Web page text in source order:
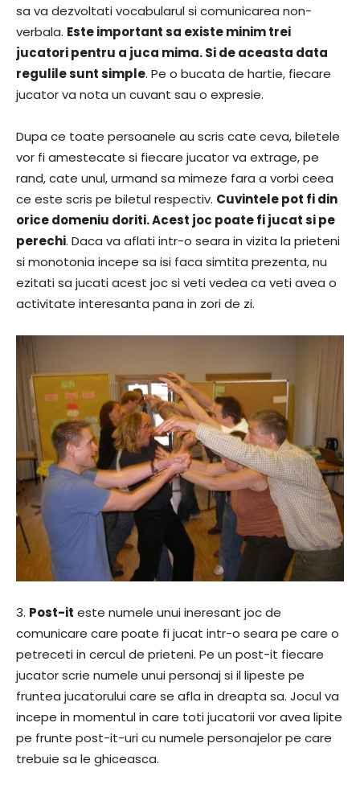
sa va dezvoltati vocabularul si comunicarea non-
verbala. Este important sa existe minim trei
jucatori pentru a juca mima. Si de aceasta data
regulile sunt simple. Pe o bucata de hartie, fiecare
jucator va nota un cuvant sau o expresie.
Dupa ce toate persoanele au scris cate ceva, biletele
vor fi amestecate si fiecare jucator va extrage, pe
rand, cate unul, urmand sa mimeze fara a vorbi ceea
ce este scris pe biletul respectiv. Cuvintele pot fi din
orice domeniu doriti. Acest joc poate fi jucat si pe
perechi. Daca va aflati intr-o seara in vizita la prieteni
si monotonia incepe sa isi faca simtita prezenta, nu
ezitati sa jucati acest joc si veti vedea ca veti avea o
activitate interesanta pana in zori de zi.
3. Post-it este numele unui ineresant joc de
comunicare care poate fi jucat intr-o seara pe care o
petreceti in cercul de prieteni. Pe un post-it fiecare
jucator scrie numele unui personaj si il lipeste pe
fruntea jucatorului care se afla in dreapta sa. Jocul va
incepe in momentul in care toti jucatorii vor avea lipite
pe frunte post-it-uri cu numele personajelor pe care
trebuie sa le ghiceasca.